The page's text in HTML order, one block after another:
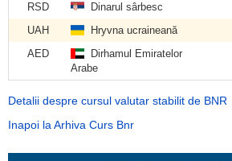
RSD
Dinarul sârbesc
UAH
Hryvna ucraineană
AED
Dirhamul Emiratelor
Arabe
Detalii despre cursul valutar stabilit de BNR
Inapoi la Arhiva Curs Bnr